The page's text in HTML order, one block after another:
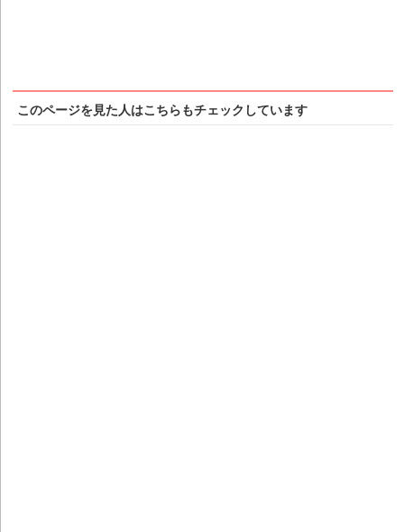
このページを見た人はこちらもチェックしています